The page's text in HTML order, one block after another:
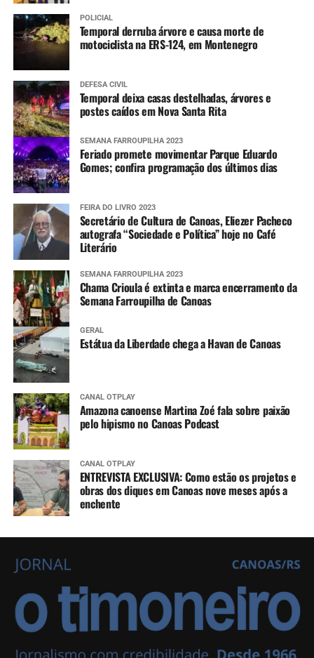
POLICIAL
Temporal derruba árvore e causa morte de
motociclista na ERS-124, em Montenegro
DEFESA CIVIL
Temporal deixa casas destelhadas, árvores e
postes caídos em Nova Santa Rita
SEMANA FARROUPILHA 2023
Feriado promete movimentar Parque Eduardo
Gomes; confira programação dos últimos dias
FEIRA DO LIVRO 2023
Secretário de Cultura de Canoas, Eliezer Pacheco
autografa “Sociedade e Política” hoje no Café
Literário
SEMANA FARROUPILHA 2023
Chama Crioula é extinta e marca encerramento da
Semana Farroupilha de Canoas
GERAL
Estátua da Liberdade chega a Havan de Canoas
CANAL OTPLAY
Amazona canoense Martina Zoé fala sobre paixão
pelo hipismo no Canoas Podcast
CANAL OTPLAY
ENTREVISTA EXCLUSIVA: Como estão os projetos e
obras dos diques em Canoas nove meses após a
enchente